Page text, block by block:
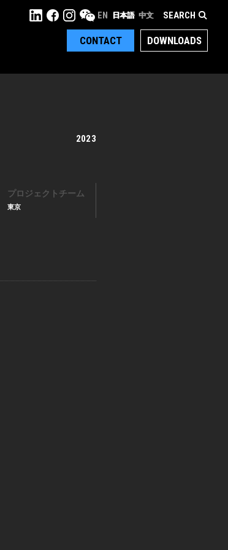
DOWNLOADS
CONTACT
SEARCH
EN 日本語 中文
2023
プロジェクトチーム
東京